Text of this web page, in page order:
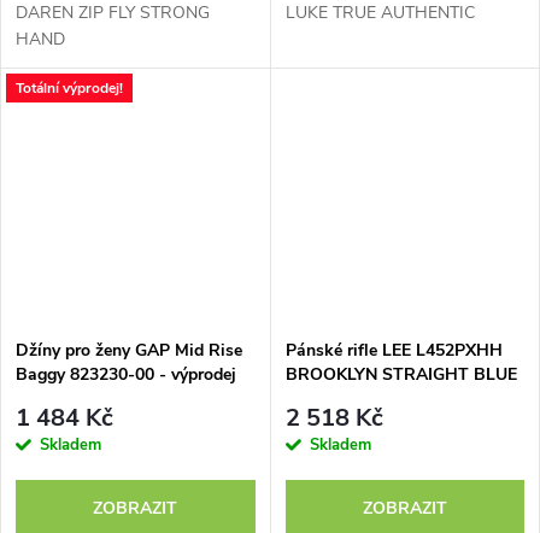
DAREN ZIP FLY STRONG
HAND
LUKE TRUE AUTHENTIC
Totální výprodej!
Džíny pro ženy GAP Mid Rise
Baggy 823230-00 - výprodej
1 484 Kč
Skladem
ZOBRAZIT
Pánské rifle LEE L452PXHH
BROOKLYN STRAIGHT BLUE
2 518 Kč
Skladem
ZOBRAZIT